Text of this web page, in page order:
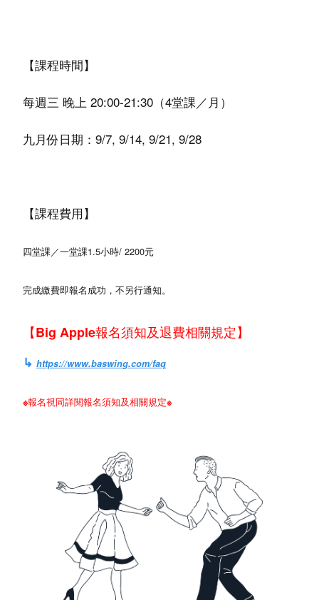
【課程時間】
每週三 晚上 20:00-21:30（4堂課／月）
九月份日期：9/7, 9/14, 9/21, 9/28
【課程費用】
四堂課／一堂課1.5小時/ 2200元
完成繳費即報名成功，不另行通知。
【Big Apple報名須知及退費相關規定】
↳ https://www.baswing.com/faq
※報名視同詳閱報名須知及相關規定※